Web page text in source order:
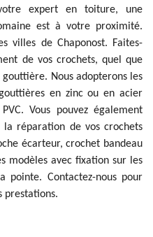
expert en toiture, une
est à votre proximité.
villes de Chaponost. Faites-
de vos crochets, quel que
Nous adopterons les
en zinc ou en acier
Vous pouvez également
réparation de vos crochets
écarteur, crochet bandeau
modèles avec fixation sur les
pointe. Contactez-nous pour
prestations.